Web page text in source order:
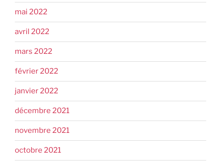
mai 2022
avril 2022
mars 2022
février 2022
janvier 2022
décembre 2021
novembre 2021
octobre 2021